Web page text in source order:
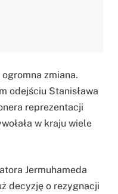
zmiana.
odejściu Stanisława
reprezentacji
w kraju wiele
Jermuhameda
decyzję o rezygnacji